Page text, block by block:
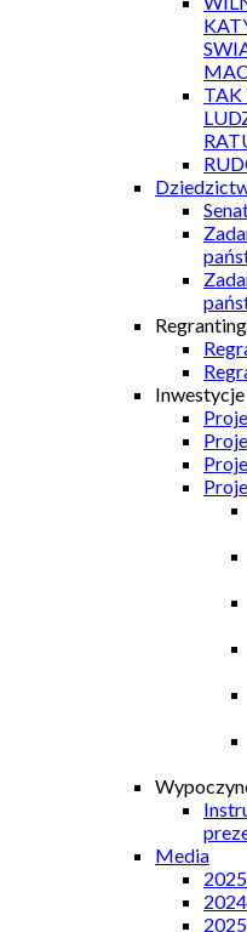
TAK
Regranting
Inwestycje
Media